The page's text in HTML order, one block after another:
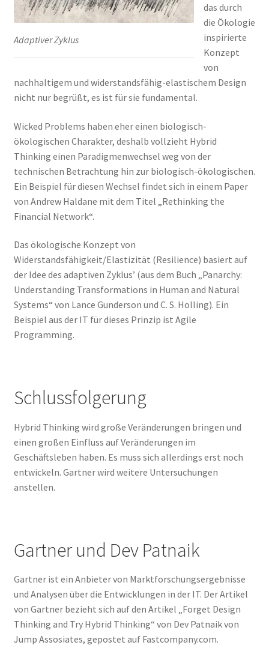
Adaptiver Zyklus
das durch
die Ökologie
inspirierte
Konzept
von
nachhaltigem und widerstandsfähig-elastischem Design
nicht nur begrüßt, es ist für sie fundamental.
Wicked Problems haben eher einen biologisch-
ökologischen Charakter, deshalb vollzieht Hybrid
Thinking einen Paradigmenwechsel weg von der
technischen Betrachtung hin zur biologisch-ökologischen.
Ein Beispiel für diesen Wechsel findet sich in einem Paper
von Andrew Haldane mit dem Titel „Rethinking the
Financial Network“.
Das ökologische Konzept von
Widerstandsfähigkeit/Elastizität (Resilience) basiert auf
der Idee des adaptiven Zyklus’ (aus dem Buch „Panarchy:
Understanding Transformations in Human and Natural
Systems“ von Lance Gunderson und C. S. Holling). Ein
Beispiel aus der IT für dieses Prinzip ist Agile
Programming.
Schlussfolgerung
Hybrid Thinking wird große Veränderungen bringen und
einen großen Einfluss auf Veränderungen im
Geschäftsleben haben. Es muss sich allerdings erst noch
entwickeln. Gartner wird weitere Untersuchungen
anstellen.
Gartner und Dev Patnaik
Gartner ist ein Anbieter von Marktforschungsergebnisse
und Analysen über die Entwicklungen in der IT. Der Artikel
von Gartner bezieht sich auf den Artikel „Forget Design
Thinking and Try Hybrid Thinking“ von Dev Patnaik von
Jump Assosiates, gepostet auf Fastcompany.com.